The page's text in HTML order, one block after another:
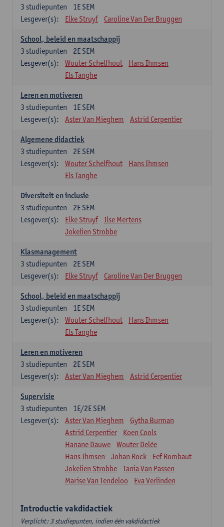
1E SEM
3 studiepunten
Lesgever(s):
Elke Struyf Caroline Van Der Bruggen
School, beleid en maatschappij
2E SEM
3 studiepunten
Lesgever(s):
Wouter Schelfhout
Hans Ihmsen
Els Tanghe
Leren en motiveren
1E SEM
3 studiepunten
Lesgever(s):
Aster Van Mieghem Astrid Cerpentier
Algemene didactiek
2E SEM
3 studiepunten
Lesgever(s):
Wouter Schelfhout
Hans Ihmsen
Els Tanghe
Diversiteit en inclusie
2E SEM
3 studiepunten
Lesgever(s):
Elke Struyf
Ilse Mertens
Jokelien Strobbe
Klasmanagement
2E SEM
3 studiepunten
Lesgever(s):
Elke Struyf Caroline Van Der Bruggen
School, beleid en maatschappij
1E SEM
3 studiepunten
Lesgever(s):
Wouter Schelfhout
Hans Ihmsen
Els Tanghe
Leren en motiveren
2E SEM
3 studiepunten
Lesgever(s):
Aster Van Mieghem Astrid Cerpentier
Supervisie
1E/2E SEM
3 studiepunten
Lesgever(s):
Aster Van Mieghem
Gytha Burman
Astrid Cerpentier
Koen Cools
Hanane Dauwe
Wouter Delée
Hans Ihmsen
Johan Rock
Eef Rombaut
Jokelien Strobbe
Tania Van Passen
Marise Van Tendeloo
Eva Verlinden
Introductie vakdidactiek
Verplicht: 3 studiepunten, indien één vakdidactiek